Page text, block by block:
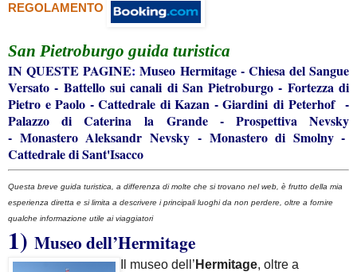
REGOLAMENTO
San Pietroburgo guida turistica
IN QUESTE PAGINE: Museo Hermitage-Chiesa del Sangue
Versato - Battello sui canali di San Pietroburgo - Fortezza di
Pietro e Paolo - Cattedrale di Kazan - Giardini di Peterhof-
Palazzo di Caterina la Grande - Prospettiva Nevsky
-Monastero Aleksandr Nevsky-Monastero di Smolny-
Cattedrale di Sant'Isacco
Questa breve guida turistica, a differenza di molte che si trovano nel web, è frutto della mia
esperienza diretta e si limita a descrivere i principali luoghi da non perdere, oltre a fornire
qualche informazione utile ai viaggiatori
1) Museo dell’Hermitage
Il museo dell’ Hermitage, oltre a